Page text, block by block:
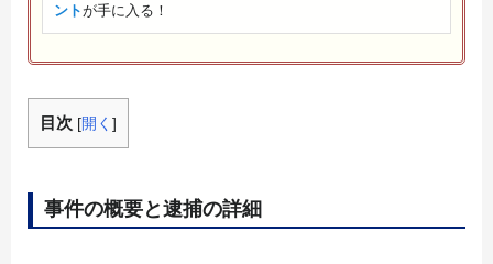
ントが手に入る！
目次 [開く ]
事件の概要と逮捕の詳細